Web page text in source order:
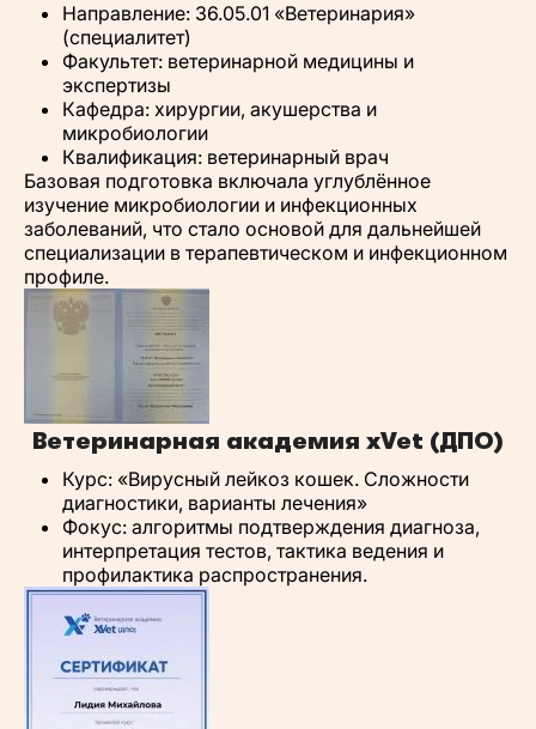
Направление: 36.05.01 «Ветеринария»
(специалитет)
Факультет: ветеринарной медицины и
экспертизы
Кафедра: хирургии, акушерства и
микробиологии
Квалификация: ветеринарный врач
Базовая подготовка включала углублённое
изучение микробиологии и инфекционных
заболеваний, что стало основой для дальнейшей
специализации в терапевтическом и инфекционном
профиле.
Ветеринарная академия xVet (ДПО)
Курс: «Вирусный лейкоз кошек. Сложности
диагностики, варианты лечения»
Фокус: алгоритмы подтверждения диагноза,
интерпретация тестов, тактика ведения и
профилактика распространения.